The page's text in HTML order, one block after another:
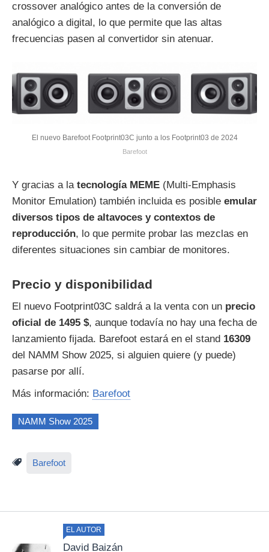
crossover analógico antes de la conversión de
analógico a digital, lo que permite que las altas
frecuencias pasen al convertidor sin atenuar.
El nuevo Barefoot Footprint03C junto a los Footprint03 de 2024
Barefoot
Y gracias a la tecnología MEME (Multi-Emphasis
Monitor Emulation) también incluida es posible emular
diversos tipos de altavoces y contextos de
reproducción, lo que permite probar las mezclas en
diferentes situaciones sin cambiar de monitores.
Precio y disponibilidad
El nuevo Footprint03C saldrá a la venta con un precio
oficial de 1495 $, aunque todavía no hay una fecha de
lanzamiento fijada. Barefoot estará en el stand 16309
del NAMM Show 2025, si alguien quiere (y puede)
pasarse por allí.
Más información: Barefoot
NAMM Show 2025
Barefoot
EL AUTOR
David Baizán